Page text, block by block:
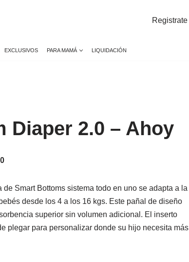
Registrate
EXCLUSIVOS PARA MAMÁ LIQUIDACIÓN
Diaper 2.0 – Ahoy
de Smart Bottoms sistema todo en uno se adapta a la
desde los 4 a los 16 kgs. Este pañal de diseño
superior sin volumen adicional. El inserto
plegar para personalizar donde su hijo necesita más